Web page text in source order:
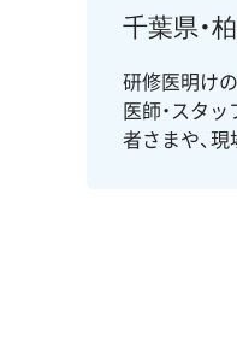
千葉県・
研修医明け
医師・スタ
者さまや、